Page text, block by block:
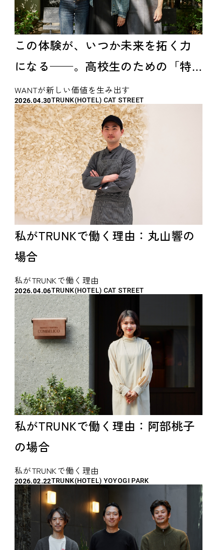
この体験が、いつか未来を拓く力
になる——。高校生のための「特
別な時間」に寄せる、一人の料理
人の想い。 ～ 薄井シンシア氏
（SEKAIA株式会社）×納米恒太＆
木場瑞季（TRUNK） 〜
WANTが新しい価値を生み出す
2026.04.30TRUNK(HOTEL) CAT STREET
私がTRUNKで働く理由：丸山響の
場合
私がTRUNKで働く理由
2026.04.06TRUNK(HOTEL) CAT STREET
私がTRUNKで働く理由：阿部桃子
の場合
私がTRUNKで働く理由
2026.02.22TRUNK(HOTEL) YOYOGI PARK